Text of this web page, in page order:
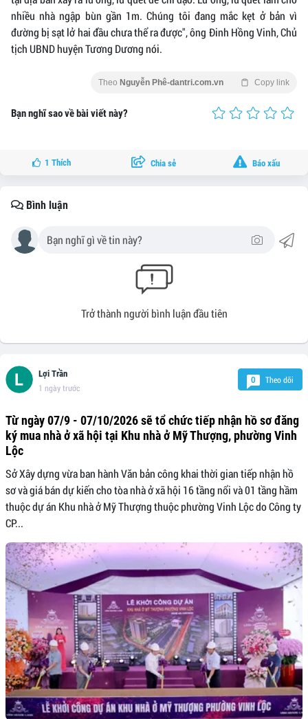
nhiều nhà ngập bùn gần 1m. Chúng tôi đang mắc kẹt ở bản vì
đường bị sạt lở hai đầu chưa thể ra được", ông Đinh Hồng Vinh, Chủ
tịch UBND huyện Tương Dương nói.
Theo Nguyễn Phê-dantri.com.vn Copy link
Bạn nghĩ sao về bài viết này?
1 Thích Chia sẻ Báo xấu
Bình luận
Trở thành người bình luận đầu tiên
Lợi Trần
1 ngày trước
0 Theo dõi
Từ ngày 07/9 - 07/10/2026 sẽ tổ chức tiếp nhận hồ sơ đăng
ký mua nhà ở xã hội tại Khu nhà ở Mỹ Thượng, phường Vinh
Lộc
Sở Xây dựng vừa ban hành Văn bản công khai thời gian tiếp nhận hồ
sơ và giá bán dự kiến cho tòa nhà ở xã hội 16 tầng nổi và 01 tầng hầm
thuộc dự án Khu nhà ở Mỹ Thượng thuộc phường Vinh Lộc do Công ty
CP...